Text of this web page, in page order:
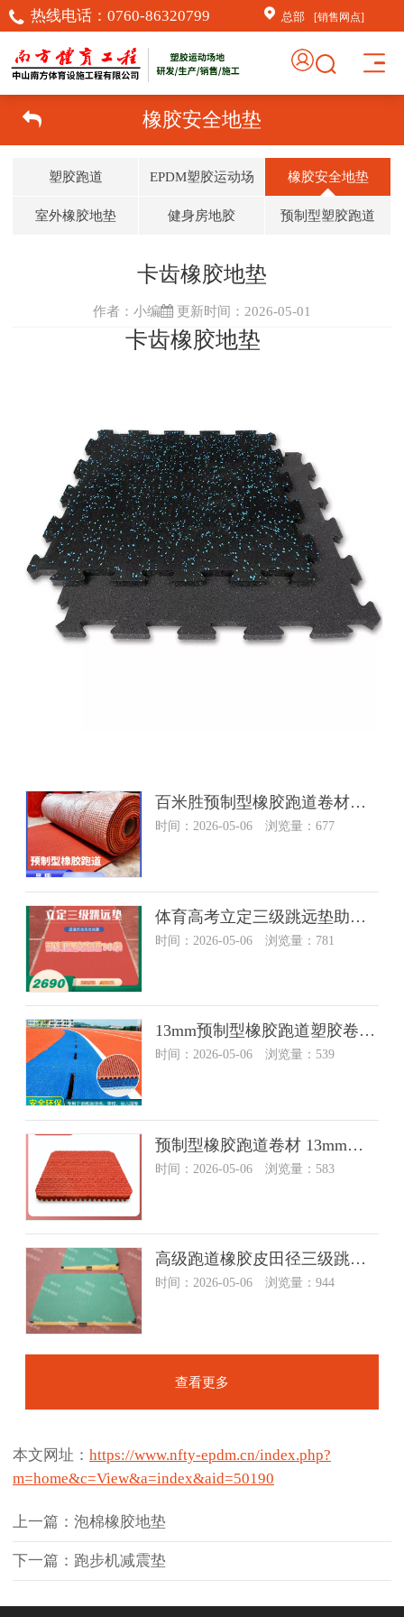
热线电话： 0760-86320799 总部 [销售网点]
橡胶安全地垫
塑胶跑道 EPDM塑胶运动场 橡胶安全地垫
室外橡胶地垫 健身房地胶 预制型塑胶跑道
卡齿橡胶地垫
作者：小编 更新时间：2026-05-01
卡齿橡胶地垫
百米胜预制型橡胶跑道卷材体育运动操场弹性运动地材学校塑胶跑道
时间：2026-05-06 浏览量：677
体育高考立定三级跳远垫助跑道沙坑起跳垫预制型室内外成品跑道垫
时间：2026-05-06 浏览量：781
13mm预制型橡胶跑道塑胶卷材室外学校运动卷材成品塑胶跑道卷材
时间：2026-05-06 浏览量：539
预制型橡胶跑道卷材 13mm厚 厚度可定制 全国可上门施工
时间：2026-05-06 浏览量：583
高级跑道橡胶皮田径三级跳远板比赛沙坑三级跳远跳高踏板助跳板
时间：2026-05-06 浏览量：944
查看更多
本文网址： https://www.nfty-epdm.cn/index.php?
m=home&c=View&a=index&aid=50190
上一篇：泡棉橡胶地垫
下一篇：跑步机减震垫